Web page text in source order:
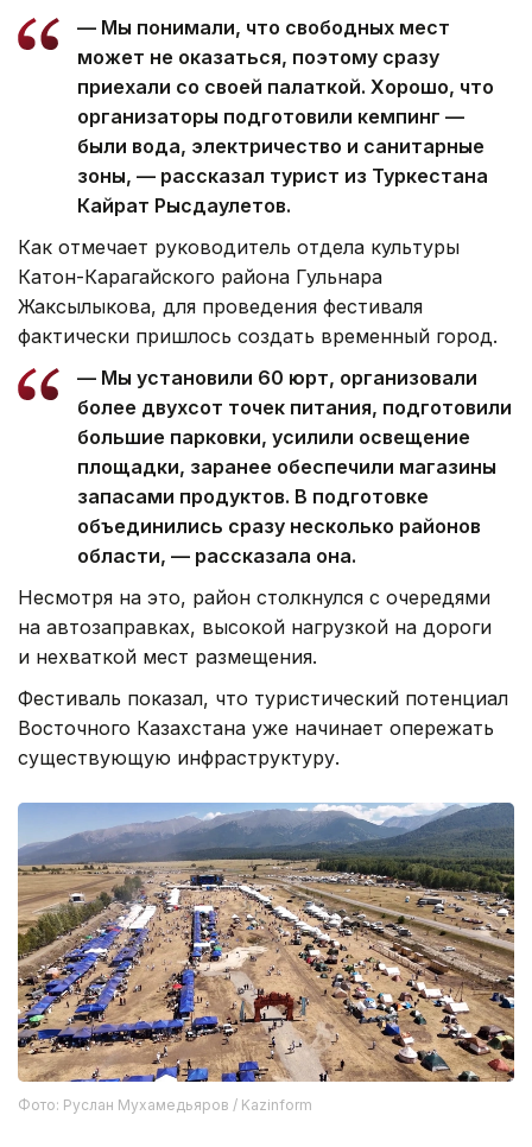
— Мы понимали, что свободных мест
может не оказаться, поэтому сразу
приехали со своей палаткой. Хорошо, что
организаторы подготовили кемпинг —
были вода, электричество и санитарные
зоны, — рассказал турист из Туркестана
Кайрат Рысдаулетов.
Как отмечает руководитель отдела культуры
Катон-Карагайского района Гульнара
Жаксылыкова, для проведения фестиваля
фактически пришлось создать временный город.
— Мы установили 60 юрт, организовали
более двухсот точек питания, подготовили
большие парковки, усилили освещение
площадки, заранее обеспечили магазины
запасами продуктов. В подготовке
объединились сразу несколько районов
области, — рассказала она.
Несмотря на это, район столкнулся с очередями
на автозаправках, высокой нагрузкой на дороги
и нехваткой мест размещения.
Фестиваль показал, что туристический потенциал
Восточного Казахстана уже начинает опережать
существующую инфраструктуру.
Фото: Руслан Мухамедьяров / Kazinform